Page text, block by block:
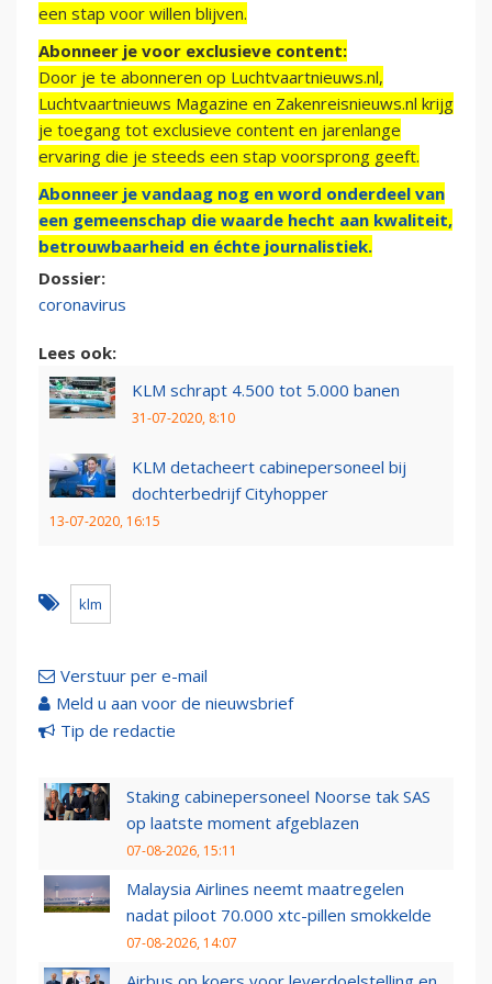
een stap voor willen blijven.
Abonneer je voor exclusieve content:
Door je te abonneren op Luchtvaartnieuws.nl,
Luchtvaartnieuws Magazine en Zakenreisnieuws.nl krijg
je toegang tot exclusieve content en jarenlange
ervaring die je steeds een stap voorsprong geeft.
Abonneer je vandaag nog en word onderdeel van
een gemeenschap die waarde hecht aan kwaliteit,
betrouwbaarheid en échte journalistiek.
Dossier:
coronavirus
Lees ook:
KLM schrapt 4.500 tot 5.000 banen
31-07-2020, 8:10
KLM detacheert cabinepersoneel bij
dochterbedrijf Cityhopper
13-07-2020, 16:15
klm
Verstuur per e-mail
Meld u aan voor de nieuwsbrief
Tip de redactie
Staking cabinepersoneel Noorse tak SAS
op laatste moment afgeblazen
07-08-2026, 15:11
Malaysia Airlines neemt maatregelen
nadat piloot 70.000 xtc-pillen smokkelde
07-08-2026, 14:07